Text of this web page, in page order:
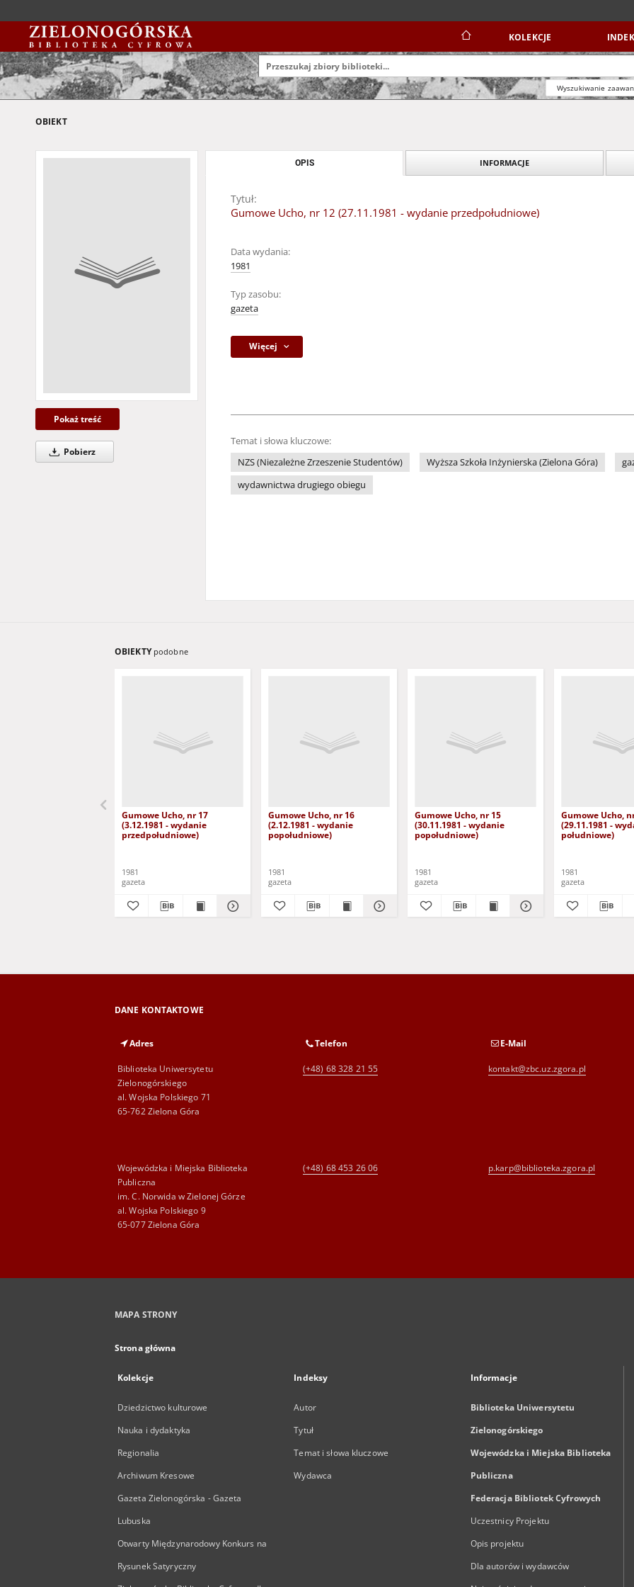
KOLEKCJE
Wyszukiwanie
OBIEKT
Pokaż treść
Pobierz
OPIS INFORMACJE
Tytuł:
Gumowe Ucho, nr 12 (27.11.1981 - wydanie przedpołudniowe)
Data wydania:
1981
Typ zasobu:
gazeta
Więcej
Temat i słowa kluczowe:
NZS (Niezależne Zrzeszenie Studentów)
Wyższa Szkoła Inżynierska (Zielona Góra)
wydawnictwa drugiego obiegu
OBIEKTY podobne
Gumowe Ucho, nr 17
(3.12.1981 - wydanie
przedpołudniowe)
1981
gazeta
Gumowe Ucho, nr 16
(2.12.1981 - wydanie
popołudniowe)
1981
gazeta
Gumowe Ucho, nr 15
(30.11.1981 - wydanie
popołudniowe)
1981
gazeta
Gumowe Ucho,
(29.11.1981 -
południowe)
1981
gazeta
DANE KONTAKTOWE
Adres
Biblioteka Uniwersytetu
Zielonogórskiego
al. Wojska Polskiego 71
65-762 Zielona Góra
Telefon
(+48) 68 328 21 55
E-Mail
kontakt@zbc.uz.zgora.pl
Wojewódzka i Miejska Biblioteka
Publiczna
im. C. Norwida w Zielonej Górze
al. Wojska Polskiego 9
65-077 Zielona Góra
(+48) 68 453 26 06 p.karp@biblioteka.zgora.pl
MAPA STRONY
Strona główna
Kolekcje
Dziedzictwo kulturowe
Nauka i dydaktyka
Regionalia
Archiwum Kresowe
Gazeta Zielonogórska - Gazeta
Lubuska
Otwarty Międzynarodowy Konkurs na
Rysunek Satyryczny
Indeksy
Autor
Tytuł
Temat i słowa kluczowe
Wydawca
Informacje
Biblioteka Uniwersytetu
Zielonogórskiego
Wojewódzka i Miejska Biblioteka
Publiczna
Federacja Bibliotek Cyfrowych
Uczestnicy Projektu
Opis projektu
Dla autorów i wydawców